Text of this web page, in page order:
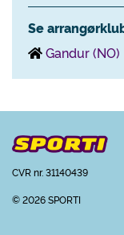
Se
Gandur (NO)
CVR nr. 31140439
© 2026 SPORTI